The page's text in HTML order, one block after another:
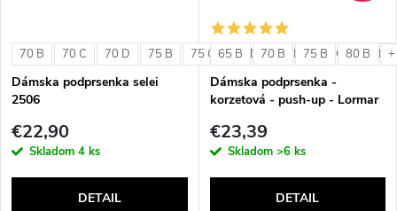
70 B 70 C 70 D 75 B 75 C 75 D 80 B 80 C 80 D
Dámska podprsenka selei
2506
€22,90
Skladom 4 ks
DETAIL
65 B 70 B 75 B 80 B
Dámska podprsenka -
korzetová - push-up - Lormar
€23,39
Skladom >6 ks
DETAIL